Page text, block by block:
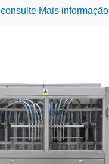
consulte Mais informação